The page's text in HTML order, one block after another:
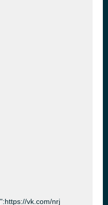
vk.com/nrj